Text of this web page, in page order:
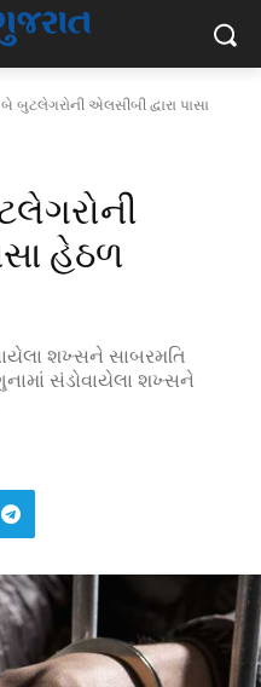
બુટલેગરોની એલસીબી દ્વારા પાસા
હેઠળ
શખ્સને સાબરમતિ
સંડોવાયેલા શખ્સને